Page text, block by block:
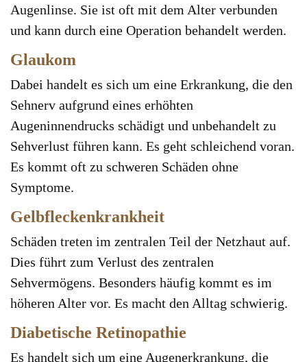
Augenlinse. Sie ist oft mit dem Alter verbunden
und kann durch eine Operation behandelt werden.
Glaukom
Dabei handelt es sich um eine Erkrankung, die den
Sehnerv aufgrund eines erhöhten
Augeninnendrucks schädigt und unbehandelt zu
Sehverlust führen kann. Es geht schleichend voran.
Es kommt oft zu schweren Schäden ohne
Symptome.
Gelbfleckenkrankheit
Schäden treten im zentralen Teil der Netzhaut auf.
Dies führt zum Verlust des zentralen
Sehvermögens. Besonders häufig kommt es im
höheren Alter vor. Es macht den Alltag schwierig.
Diabetische Retinopathie
Es handelt sich um eine Augenerkrankung, die